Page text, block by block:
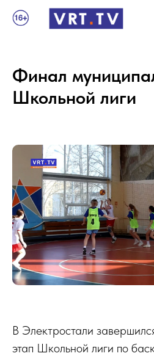
Финал
Школьной лиги
В Электростали
этап Школьной лиги по